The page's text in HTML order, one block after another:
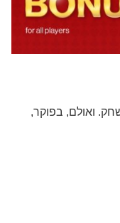
ואולם, בפוקר,